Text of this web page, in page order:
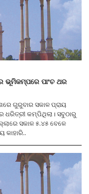
ଭୂମିକମ୍ପରେ ପାଂଚ ଥର
କମ୍ପିଥିଲା। ସବୁଠାରୁ
ସକାଳ ୫.୪୫ ବେଳେ
କାହାରି..